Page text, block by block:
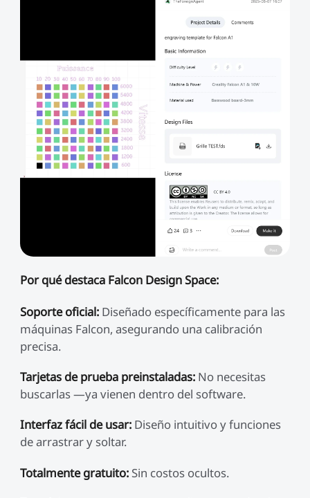
Por qué destaca Falcon Design Space:
Soporte oficial:Diseñado específicamente para las
máquinas Falcon, asegurando una calibración
precisa.
Tarjetas de prueba preinstaladas:No necesitas
buscarlas —ya vienen dentro del software.
Interfaz fácil de usar:Diseño intuitivo y funciones
de arrastrar y soltar.
Totalmente gratuito:Sin costos ocultos.